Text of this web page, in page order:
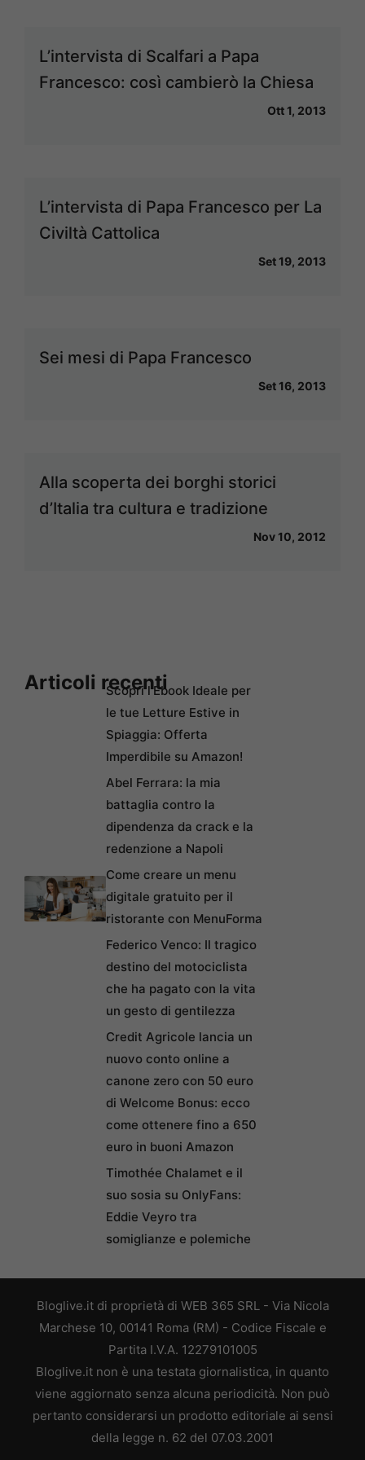
L’intervista di Scalfari a Papa
Francesco: così cambierò la Chiesa
Ott 1, 2013
L’intervista di Papa Francesco per La
Civiltà Cattolica
Set 19, 2013
Sei mesi di Papa Francesco
Set 16, 2013
Alla scoperta dei borghi storici
d’Italia tra cultura e tradizione
Nov 10, 2012
Articoli recentiScopri l’Ebook Ideale per
le tue Letture Estive in
Spiaggia: Offerta
Imperdibile su Amazon!
Abel Ferrara: la mia
battaglia contro la
dipendenza da crack e la
redenzione a Napoli
Come creare un menu
digitale gratuito per il
ristorante con MenuForma
Federico Venco: Il tragico
destino del motociclista
che ha pagato con la vita
un gesto di gentilezza
Credit Agricole lancia un
nuovo conto online a
canone zero con 50 euro
di Welcome Bonus: ecco
come ottenere fino a 650
euro in buoni Amazon
Timothée Chalamet e il
suo sosia su OnlyFans:
Eddie Veyro tra
somiglianze e polemiche
Bloglive.it di proprietà di WEB 365 SRL - Via Nicola
Marchese 10, 00141 Roma (RM) - Codice Fiscale e
Partita I.V.A. 12279101005
Bloglive.it non è una testata giornalistica, in quanto
viene aggiornato senza alcuna periodicità. Non può
pertanto considerarsi un prodotto editoriale ai sensi
della legge n. 62 del 07.03.2001